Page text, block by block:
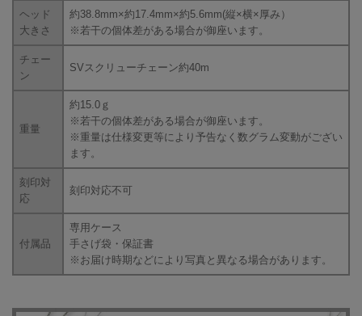
ヘッド
大きさ
約38.8mm×約17.4mm×約5.6mm(縦×横×厚み）
※若干の個体差がある場合が御座います。
チェー
ン
SVスクリューチェーン約40m
重量
約15.0ｇ
※若干の個体差がある場合が御座います。
※重量は仕様変更等により予告なく数グラム変動がござい
ます。
刻印対
応
刻印対応不可
付属品
専用ケース
手さげ袋・保証書
※お届け時期などにより写真と異なる場合があります。